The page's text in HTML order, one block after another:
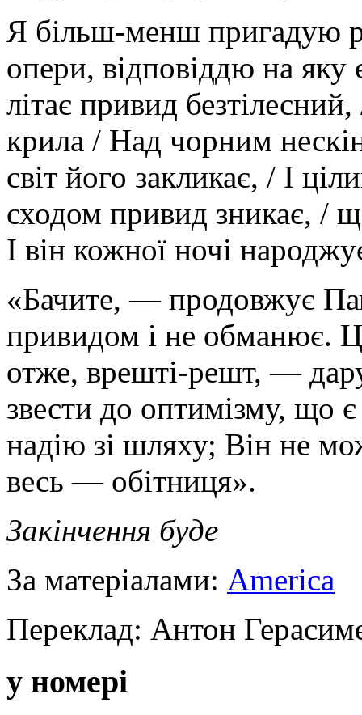
Я більш-менш пригадую
опери, відповіддю на
літає привид
крила / Над чорним
світ його закликає, / І
сходом привид зникає, /
І він кожної ночі
«Бачите, — продовжує
привидом і не обманює.
отже, врешті-решт, —
звести до оптимізму, що
надію зі шляху; Він не
весь — обітниця».
Закінчення буде
За матеріалами: America
Переклад: Антон
у номері